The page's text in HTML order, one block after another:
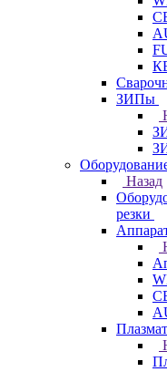
ЗИПы
Назад
резки